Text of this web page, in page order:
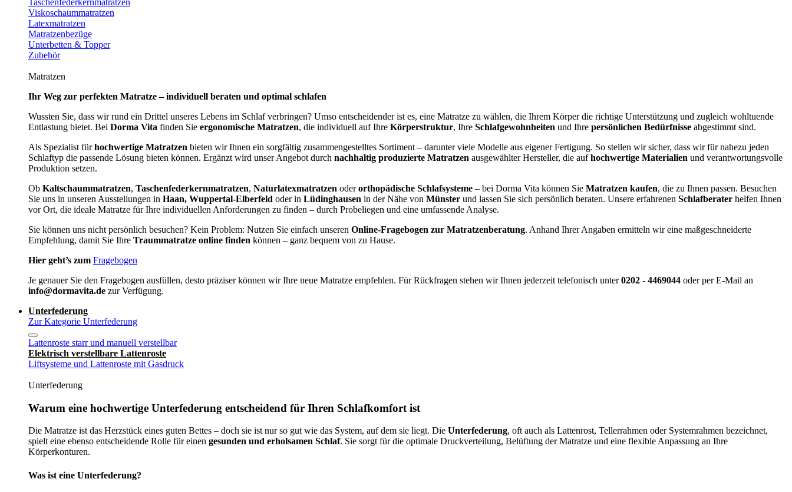
Taschenfederkernmatratzen
Viskoschaummatratzen
Latexmatratzen
Matratzenbezüge
Unterbetten & Topper
Zubehör
Matratzen
Ihr Weg zur perfekten Matratze – individuell beraten und optimal schlafen
Wussten Sie, dass wir rund ein Drittel unseres Lebens im Schlaf verbringen? Umso entscheidender ist es, eine Matratze zu wählen, die Ihrem Körper die richtige Unterstützung und zugleich wohltuende
Entlastung bietet. Bei Dorma Vita finden Sie ergonomische Matratzen, die individuell auf Ihre Körperstruktur, Ihre Schlafgewohnheiten und Ihre persönlichen Bedürfnisse abgestimmt sind.
Als Spezialist fürhochwertige Matratzen bieten wir Ihnen ein sorgfältig zusammengestelltes Sortiment – darunter viele Modelle aus eigener Fertigung. So stellen wir sicher, dass wir für nahezu jeden
Schlaftyp die passende Lösung bieten können. Ergänzt wird unser Angebot durch nachhaltig produzierte Matratzen ausgewählter Hersteller, die aufhochwertige Materialien und verantwortungsvolle
Produktion setzen.
Ob Kaltschaummatratzen, Taschenfederkernmatratzen, Naturlatexmatratzen oderorthopädische Schlafsysteme – bei Dorma Vita können Sie Matratzen kaufen, die zu Ihnen passen. Besuchen
Sie uns in unseren Ausstellungen in Haan, Wuppertal-Elberfeld oder in Lüdinghausen in der Nähe von Münster und lassen Sie sich persönlich beraten. Unsere erfahrenen Schlafberater helfen Ihnen
vor Ort, die ideale Matratze für Ihre individuellen Anforderungen zu finden – durch Probeliegen und eine umfassende Analyse.
Sie können uns nicht persönlich besuchen? Kein Problem: Nutzen Sie einfach unseren Online-Fragebogen zur Matratzenberatung. Anhand Ihrer Angaben ermitteln wir eine maßgeschneiderte
Empfehlung, damit Sie Ihre Traummatratze online finden können – ganz bequem von zu Hause.
Hier geht’s zum Fragebogen
Je genauer Sie den Fragebogen ausfüllen, desto präziser können wir Ihre neue Matratze empfehlen. Für Rückfragen stehen wir Ihnen jederzeit telefonisch unter0202 - 4469044 oder per E-Mail an
info@dormavita.de zur Verfügung.
Unterfederung
Zur Kategorie Unterfederung
Lattenroste starr und manuell verstellbar
Elektrisch verstellbare Lattenroste
Liftsysteme und Lattenroste mit Gasdruck
Unterfederung
Warum eine hochwertige Unterfederung entscheidend für Ihren Schlafkomfort ist
Die Matratze ist das Herzstück eines guten Bettes – doch sie ist nur so gut wie das System, auf dem sie liegt. Die Unterfederung, oft auch als Lattenrost, Tellerrahmen oder Systemrahmen bezeichnet,
spielt eine ebenso entscheidende Rolle für einen gesunden und erholsamen Schlaf. Sie sorgt für die optimale Druckverteilung, Belüftung der Matratze und eine flexible Anpassung an Ihre
Körperkonturen.
Was ist eine Unterfederung?